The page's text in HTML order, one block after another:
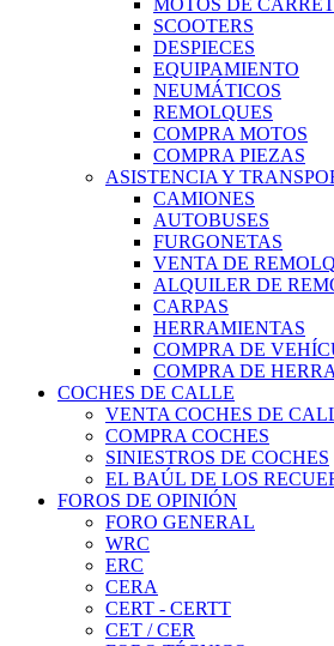
MOTOS DE
SCOOTERS
DESPIECES
EQUIPAMIENTO
NEUMÁTICOS
REMOLQUES
COMPRA MOTOS
COMPRA PIEZAS
ASISTENCIA Y
CAMIONES
AUTOBUSES
FURGONETAS
VENTA DE
ALQUILER DE
CARPAS
HERRAMIENTAS
COMPRA DE
COMPRA DE
COCHES DE CALLE
VENTA COCHES DE
COMPRA COCHES
SINIESTROS DE COCHES
EL BAÚL DE LOS
FOROS DE OPINIÓN
FORO GENERAL
WRC
ERC
CERA
CERT - CERTT
CET / CER